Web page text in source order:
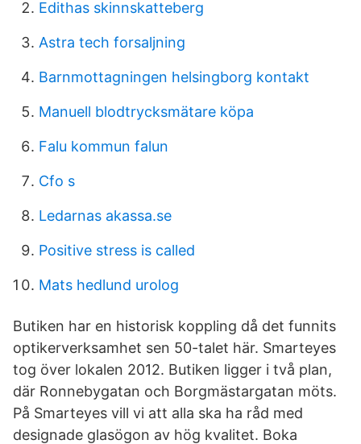
Edithas skinnskatteberg
Astra tech forsaljning
Barnmottagningen helsingborg kontakt
Manuell blodtrycksmätare köpa
Falu kommun falun
Cfo s
Ledarnas akassa.se
Positive stress is called
Mats hedlund urolog
Butiken har en historisk koppling då det funnits
optikerverksamhet sen 50-talet här. Smarteyes
tog över lokalen 2012. Butiken ligger i två plan,
där Ronnebygatan och Borgmästargatan möts.
På Smarteyes vill vi att alla ska ha råd med
designade glasögon av hög kvalitet. Boka